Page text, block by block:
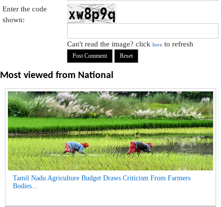
Enter the code
shown:
Can't read the image? clickhere to refresh
Most viewed from National
Tamil Nadu Agriculture Budget Draws Criticism From Farmers
Bodies...